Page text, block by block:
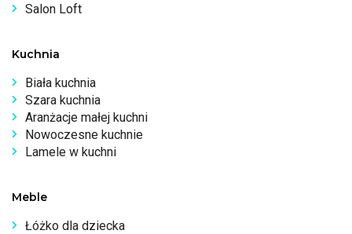
Salon Loft
Kuchnia
Biała kuchnia
Szara kuchnia
Aranżacje małej kuchni
Nowoczesne kuchnie
Lamele w kuchni
Meble
Łóżko dla dziecka